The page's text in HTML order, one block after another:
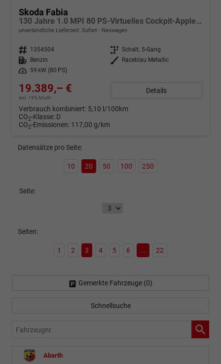
Skoda Fabia
130 Jahre 1.0 MPI 80 PS-Virtuelles Cockpit-AppleCarplay-Android-Auto-LED-Klima-Tempomat-Rückfahrkamera-DAB-SHZ-15" Alu-sofort
unverbindliche Lieferzeit: Sofort Neuwagen
Fahrzeugnr. 1354504 Getriebe Schalt. 5-Gang
Kraftstoff
Benzin Außenfarbe
Raceblau Metallic
Leistung
59 kW (80 PS)
19.389,– €
incl. 19% MwSt.
Details
Verbrauch kombiniert: 5,10 l/100km
CO2-Klasse: D
CO2-Emissionen: 117,00 g/km
Datensätze pro Seite:
10 20 50 100 250
Seite:
Seiten:
1 2 3 4 5 6 ... 22
Gemerkte Fahrzeuge (0)
Schnellsuche
Fahrzeugnr.
Abarth